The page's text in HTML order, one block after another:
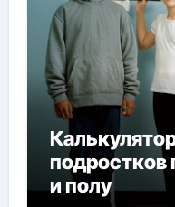
подростков
и полу